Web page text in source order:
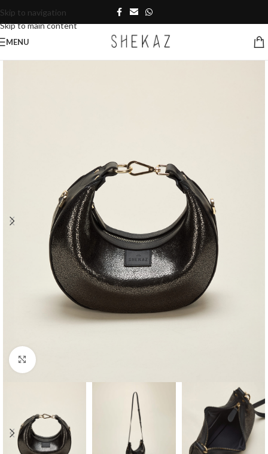
Skip to navigation
Skip to main content
MENU
Click to enlarge